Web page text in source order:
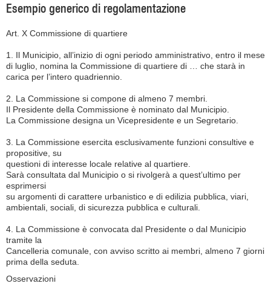
Esempio generico di regolamentazione
Art. X Commissione di quartiere
1. Il Municipio, all’inizio di ogni periodo amministrativo, entro il mese
di luglio, nomina la Commissione di quartiere di … che starà in
carica per l’intero quadriennio.
2. La Commissione si compone di almeno 7 membri.
Il Presidente della Commissione è nominato dal Municipio.
La Commissione designa un Vicepresidente e un Segretario.
3. La Commissione esercita esclusivamente funzioni consultive e
propositive, su
questioni di interesse locale relative al quartiere.
Sarà consultata dal Municipio o si rivolgerà a quest’ultimo per
esprimersi
su argomenti di carattere urbanistico e di edilizia pubblica, viari,
ambientali, sociali, di sicurezza pubblica e culturali.
4. La Commissione è convocata dal Presidente o dal Municipio
tramite la
Cancelleria comunale, con avviso scritto ai membri, almeno 7 giorni
prima della seduta.
Osservazioni